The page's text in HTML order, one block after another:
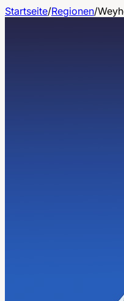
Startseite/Regionen/